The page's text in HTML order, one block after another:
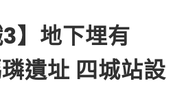
3】地下埋有
遺址 四城站設